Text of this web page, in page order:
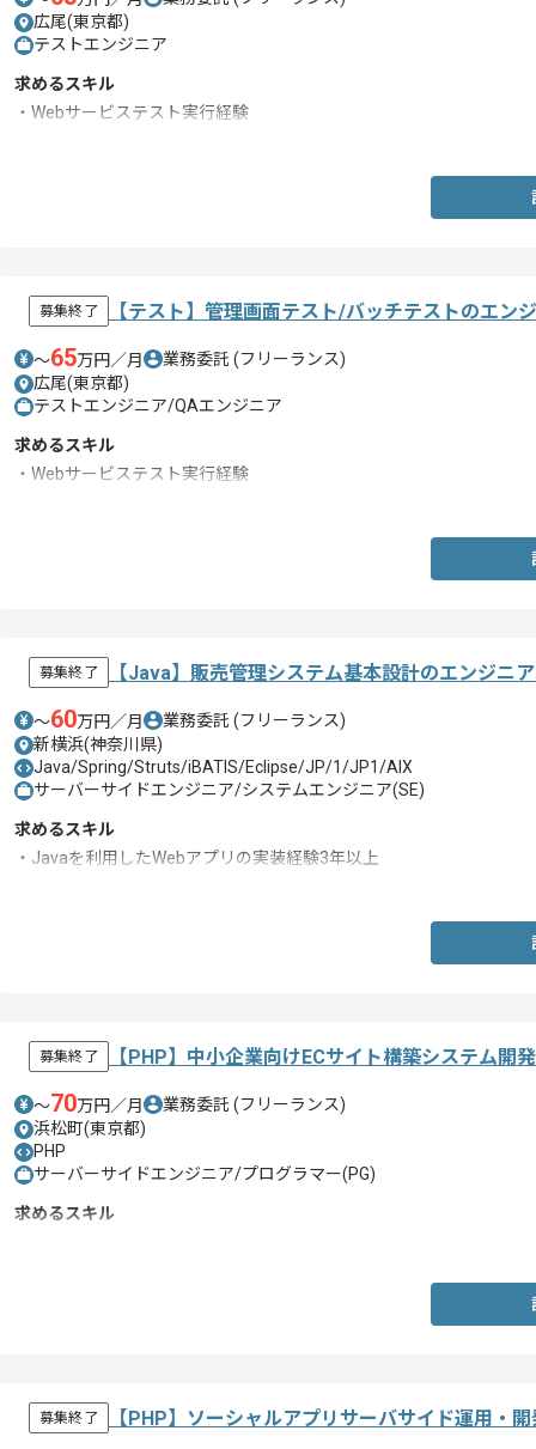
広尾(東京都)
テストエンジニア
求めるスキル
・Webサービステスト実行経験
募集終了 【テスト】管理画面テスト/バッチテストのエン
〜65万円／月 業務委託 (フリーランス)
広尾(東京都)
テストエンジニア/QAエンジニア
求めるスキル
・Webサービステスト実行経験
募集終了 【Java】販売管理システム基本設計のエンジニ
〜60万円／月 業務委託 (フリーランス)
新横浜(神奈川県)
Java/Spring/Struts/iBATIS/Eclipse/JP/1/JP1/AIX
サーバーサイドエンジニア/システムエンジニア(SE)
求めるスキル
・Javaを利用したWebアプリの実装経験3年以上
募集終了 【PHP】中小企業向けECサイト構築システム開
〜70万円／月 業務委託 (フリーランス)
浜松町(東京都)
PHP
サーバーサイドエンジニア/プログラマー(PG)
求めるスキル
募集終了 【PHP】ソーシャルアプリサーバサイド運用・